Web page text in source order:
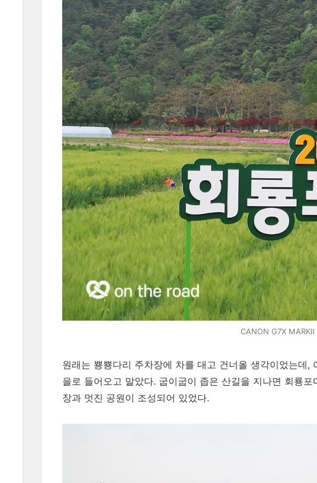
CANON G7X
원래는 뿅뿅다리 주차장에 차를 대고 건너올 생각이었는데
을로 들어오고 말았다. 굽이굽이 좁은 산길을 지나면 회룡
장과 멋진 공원이 조성되어 있었다.